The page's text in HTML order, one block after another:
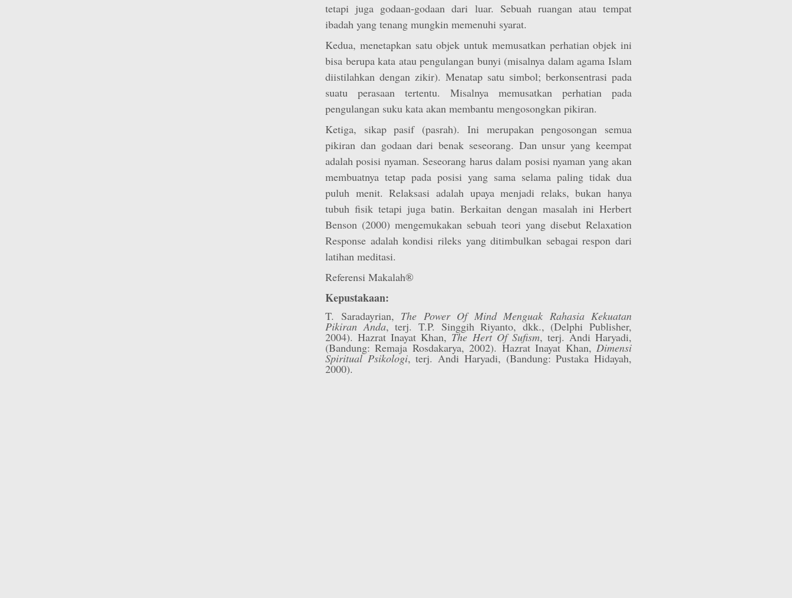
tetapi juga godaan-godaan dari luar. Sebuah ruangan atau tempat
ibadah yang tenang mungkin memenuhi syarat.
Kedua, menetapkan satu objek untuk memusatkan perhatian objek ini
bisa berupa kata atau pengulangan bunyi (misalnya dalam agama Islam
diistilahkan dengan zikir). Menatap satu simbol; berkonsentrasi pada
suatu perasaan tertentu. Misalnya memusatkan perhatian pada
pengulangan suku kata akan membantu mengosongkan pikiran.
Ketiga, sikap pasif (pasrah). Ini merupakan pengosongan semua
pikiran dan godaan dari benak seseorang. Dan unsur yang keempat
adalah posisi nyaman. Seseorang harus dalam posisi nyaman yang akan
membuatnya tetap pada posisi yang sama selama paling tidak dua
puluh menit. Relaksasi adalah upaya menjadi relaks, bukan hanya
tubuh fisik tetapi juga batin. Berkaitan dengan masalah ini Herbert
Benson (2000) mengemukakan sebuah teori yang disebut Relaxation
Response adalah kondisi rileks yang ditimbulkan sebagai respon dari
latihan meditasi.
Referensi Makalah®
Kepustakaan:
T. Saradayrian, The Power Of Mind Menguak Rahasia Kekuatan
Pikiran Anda, terj. T.P. Singgih Riyanto, dkk., (Delphi Publisher,
2004). Hazrat Inayat Khan, The Hert Of Sufism, terj. Andi Haryadi,
(Bandung: Remaja Rosdakarya, 2002). Hazrat Inayat Khan, Dimensi
Spiritual Psikologi, terj. Andi Haryadi, (Bandung: Pustaka Hidayah,
2000).